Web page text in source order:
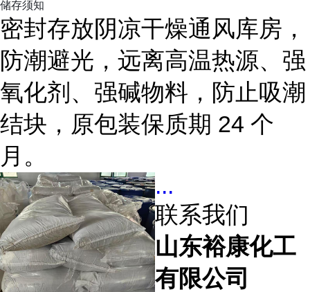
储存须知
密封存放阴凉干燥通风库房，
防潮避光，远离高温热源、强
氧化剂、强碱物料，防止吸潮
结块，原包装保质期 24 个
月。
...
联系我们
山东裕康化工
有限公司